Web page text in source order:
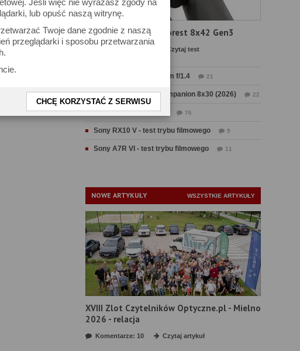
Jeśli więc nie wyrażasz zgody na
lub opuść naszą witrynę.
Twoje dane zgodnie z naszą
przeglądarki i sposobu przetwarzania
CHCĘ KORZYSTAĆ Z SERWISU
Podziel się
Test Delta Optical Forest 8x42 Gen3
Czytaj test
Test Sirui Aurora 35 mm f/1.4 21
Test Swarovski CL Companion 8x30 (2026) 22
Test Fujifilm GFX 100 II 76
Sony RX10 V - test trybu filmowego 9
Sony A7R VI - test trybu filmowego 11
NOWE ARTYKUŁY WSZYSTKIE ARTYKUŁY
XVIII Zlot Czytelników Optyczne.pl - Mielno
2026 - relacja
Komentarze: 10 Czytaj artykuł